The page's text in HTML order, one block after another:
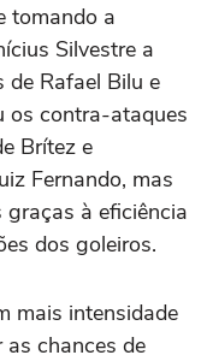
tomando a
Silvestre a
de Rafael Bilu e
os contra-ataques
Brítez e
Fernando, mas
à eficiência
dos goleiros.
mais intensidade
chances de